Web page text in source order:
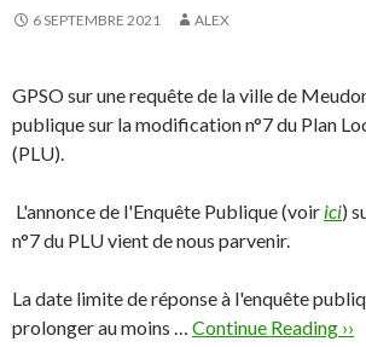
6 SEPTEMBRE 2021 ALEX
GPSO sur une requête de la ville de
publique sur la modification n°7 du Plan
(PLU).
L'annonce de l'Enquête Publique (voir ici)
n°7 du PLU vient de nous parvenir.
La date limite de réponse à l'enquête
prolonger au moins … Continue Reading ››